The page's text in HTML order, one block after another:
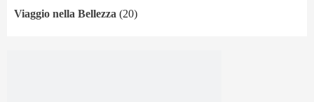
Viaggio nella Bellezza (20)